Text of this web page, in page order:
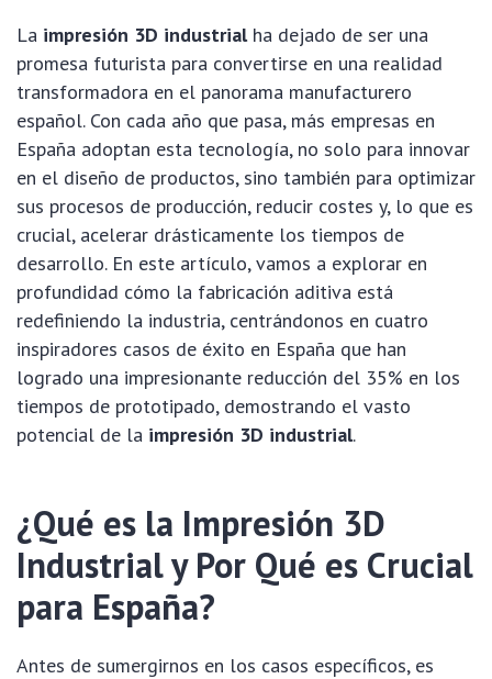
La impresión 3D industrialha dejado de ser una
promesa futurista para convertirse en una realidad
transformadora en el panorama manufacturero
español. Con cada año que pasa, más empresas en
España adoptan esta tecnología, no solo para innovar
en el diseño de productos, sino también para optimizar
sus procesos de producción, reducir costes y, lo que es
crucial, acelerar drásticamente los tiempos de
desarrollo. En este artículo, vamos a explorar en
profundidad cómo la fabricación aditiva está
redefiniendo la industria, centrándonos en cuatro
inspiradores casos de éxito en España que han
logrado una impresionante reducción del 35% en los
tiempos de prototipado, demostrando el vasto
potencial de la impresión 3D industrial.
¿Qué es la Impresión 3D
Industrial y Por Qué es Crucial
para España?
Antes de sumergirnos en los casos específicos, es